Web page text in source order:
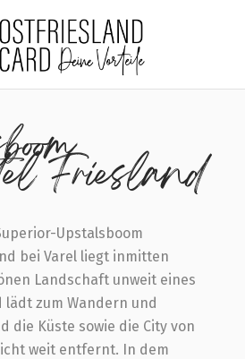
Friesland
Upstalsboom
bei Varel liegt inmitten
Landschaft unweit eines
lädt zum Wandern und
die Küste sowie die City von
weit entfernt. In dem